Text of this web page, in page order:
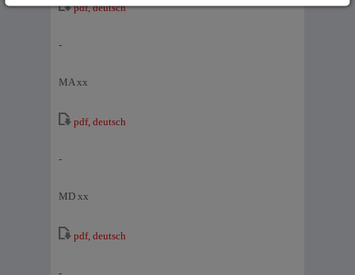
pdf, deutsch
-
MA xx
pdf, deutsch
-
MD xx
pdf, deutsch